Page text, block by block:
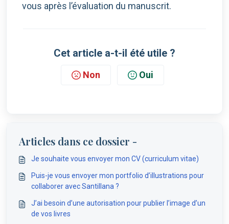
vous après l’évaluation du manuscrit.
Cet article a-t-il été utile ?
Non Oui
Articles dans ce dossier -
Je souhaite vous envoyer mon CV (curriculum vitae)
Puis-je vous envoyer mon portfolio d’illustrations pour
collaborer avec Santillana ?
J’ai besoin d’une autorisation pour publier l’image d’un
de vos livres